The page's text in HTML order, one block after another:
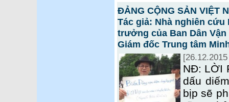
ĐẢNG CỘNG SẢN VIỆT
Tác giả: Nhà nghiên cứu
trưởng của Ban Dân Vận
Giám đốc Trung tâm
NĐ: LỜI
dấu
bịp sẽ